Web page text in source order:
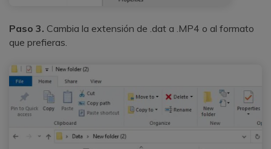
Paso 3. Cambia la extensión de .dat a .MP4 o al formato
que prefieras.